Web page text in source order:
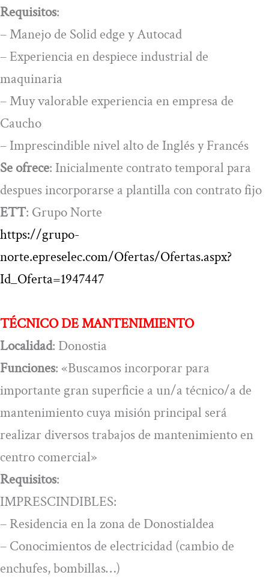
Requisitos:
– Manejo de Solid edge y Autocad
– Experiencia en despiece industrial de
maquinaria
– Muy valorable experiencia en empresa de
Caucho
– Imprescindible nivel alto de Inglés y Francés
Se ofrece: Inicialmente contrato temporal para
despues incorporarse a plantilla con contrato fijo
ETT: Grupo Norte
https://grupo-
norte.epreselec.com/Ofertas/Ofertas.aspx?
Id_Oferta=1947447
TÉCNICO DE MANTENIMIENTO
Localidad: Donostia
Funciones: «Buscamos incorporar para
importante gran superficie a un/a técnico/a de
mantenimiento cuya misión principal será
realizar diversos trabajos de mantenimiento en
centro comercial»
Requisitos:
IMPRESCINDIBLES:
– Residencia en la zona de Donostialdea
– Conocimientos de electricidad (cambio de
enchufes, bombillas…)